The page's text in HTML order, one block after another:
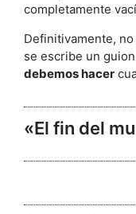
completamente
Definitivamente,
se escribe un
debemos hacer
«El fin del